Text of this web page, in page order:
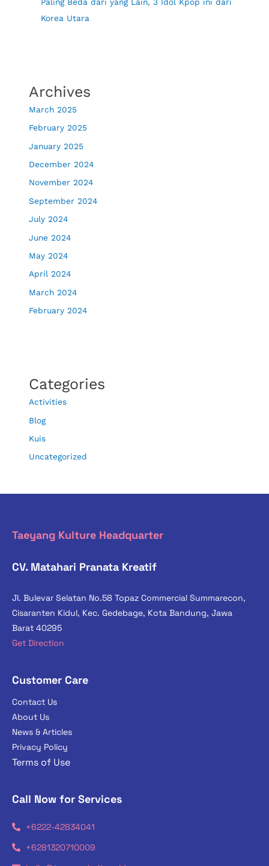
Korea Utara
Archives
March 2025
February 2025
January 2025
December 2024
November 2024
September 2024
July 2024
June 2024
May 2024
April 2024
March 2024
February 2024
Categories
Activities
Blog
Kuis
Uncategorized
Taeyang Kulture Headquarter
CV. Matahari Pranata Kreatif
Jl. Bulevar Selatan No.58 Topaz Commercial Summarecon,
Cisaranten Kidul, Kec. Gedebage, Kota Bandung, Jawa
Barat 40295
Get Direction
Customer Care
Contact Us
About Us
News & Articles
Privacy Policy
Terms of Use
Call Now for Services
+6222-42834041
+6281320710009